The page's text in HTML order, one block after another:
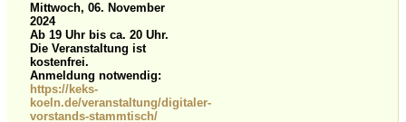
Mittwoch, 06. November
2024
Ab 19 Uhr bis ca. 20 Uhr.
Die Veranstaltung ist
kostenfrei.
Anmeldung notwendig:
https://keks-
koeln.de/veranstaltung/digitaler-
vorstands-stammtisch/